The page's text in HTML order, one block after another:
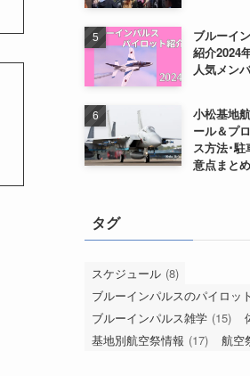
ブルーイ
紹介2024
人気メン
小松基地
ール＆プ
ス方法･駐
意点まとめ
タグ
スケジュール (8)
ブルーインパルスのパイロット
ブルーインパルス雑学 (15)
基地別航空祭情報 (17) 航空